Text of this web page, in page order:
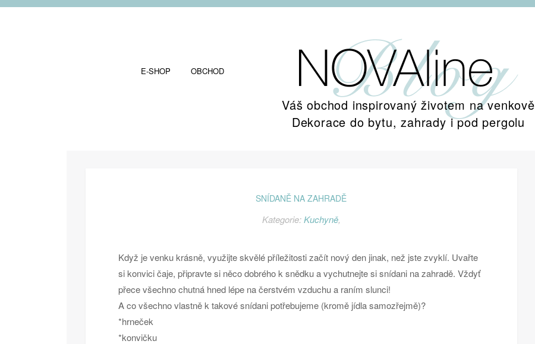
E-SHOP OBCHOD
Váš obchod inspirovaný životem na venkově
Dekorace do bytu, zahrady i pod pergolu
SNÍDANĚ NA ZAHRADĚ
Kategorie:Kuchyně,
Když je venku krásně, využijte skvělé příležitosti začít nový den jinak, než jste zvyklí. Uvařte
si konvici čaje, připravte si něco dobrého k snědku a vychutnejte si snídani na zahradě. Vždyť
přece všechno chutná hned lépe na čerstvém vzduchu a raním slunci!
A co všechno vlastně k takové snídani potřebujeme (kromě jídla samozřejmě)?
*hrneček
*konvičku